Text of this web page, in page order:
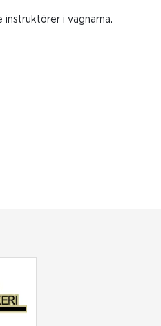
i vagnarna.